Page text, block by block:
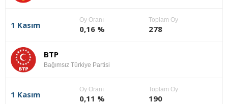
1 Kasım
Oy Oranı
0,16 %
Toplam Oy
278
BTP
Bağımsız Türkiye Partisi
1 Kasım
Oy Oranı
0,11 %
Toplam Oy
190